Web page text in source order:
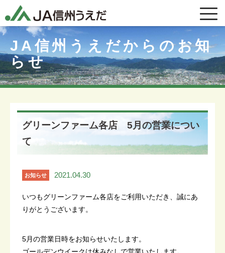
JA信州うえだからのお知
らせ
グリーンファーム各店 5月の営業につい
て
お知らせ 2021.04.30
いつもグリーンファーム各店をご利用いただき、誠にあ
りがとうございます。
5月の営業日時をお知らせいたします。